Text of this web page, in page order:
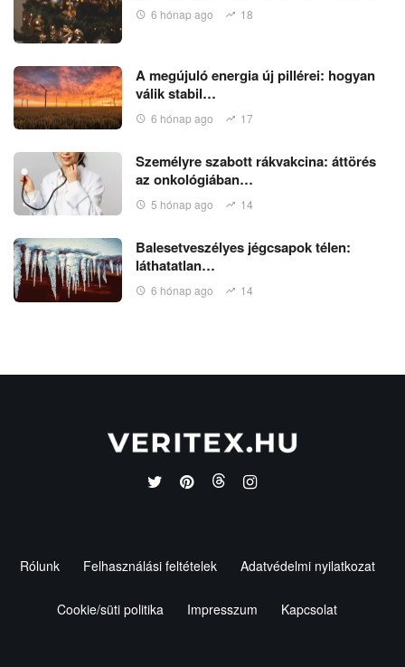
6 hónap ago 18
A megújuló energia új pillérei: hogyan
válik stabil…
6 hónap ago 17
Személyre szabott rákvakcina: áttörés
az onkológiában…
5 hónap ago 14
Balesetveszélyes jégcsapok télen:
láthatatlan…
6 hónap ago 14
Rólunk Felhasználási feltételek Adatvédelmi nyilatkozat
Cookie/süti politika Impresszum Kapcsolat